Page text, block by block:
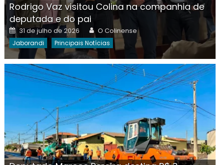
Rodrigo Vaz visitou Colina na companhia de
deputada e do pai
Posted
on
31 de julho de 2026 Author
O Colinense
Jaborandi Principais Notícias